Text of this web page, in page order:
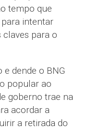
tempo que
intentar
para o
dende o BNG
popular ao
goberno trae na
acordar a
a retirada do